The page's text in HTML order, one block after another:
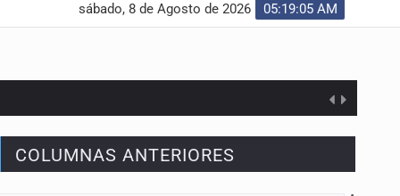
05:19:06 AM
sábado, 8 de Agosto de 2026
COLUMNAS ANTERIORES